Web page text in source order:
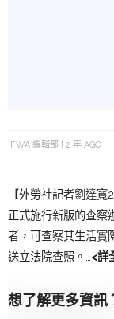
FWA 編輯部 2 年 AGO
【外勞社記者劉達
正式施行新版的查察
者，可查察其生活實
送立法院查照。… <詳
想了解更多資訊